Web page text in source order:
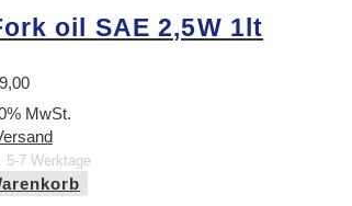
oil SAE 2,5W 1lt
MwSt.
5-7 Werktage